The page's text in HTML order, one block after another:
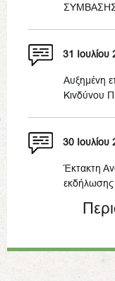
31 Ιουλίου
Αυξημένη
Κινδύνου
30 Ιουλίου
Έκτακτη
εκδήλωσης